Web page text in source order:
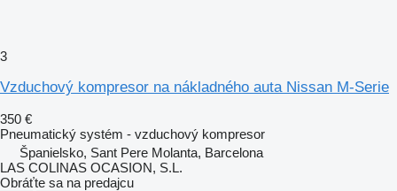
3
Vzduchový kompresor na nákladného auta Nissan M-Serie
350 €
Pneumatický systém - vzduchový kompresor
Španielsko, Sant Pere Molanta, Barcelona
LAS COLINAS OCASION, S.L.
Obráťte sa na predajcu